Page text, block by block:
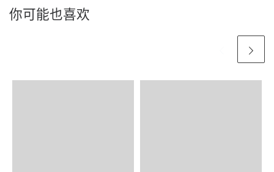
你可能也喜欢